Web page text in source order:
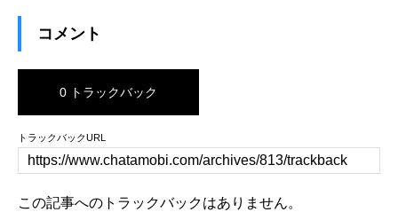
コメント
0 トラックバック
トラックバックURL
この記事へのトラックバックはありません。